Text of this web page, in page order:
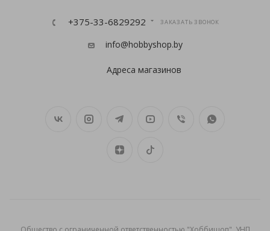
+375-33-6829292 ЗАКАЗАТЬ ЗВОНОК
info@hobbyshop.by
Адреса магазинов